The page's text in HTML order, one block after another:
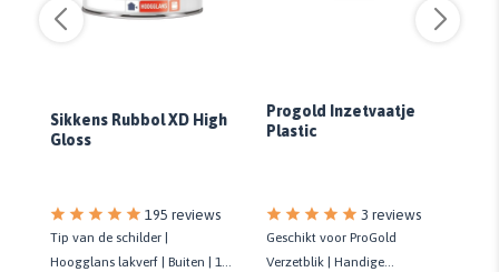
Sikkens Rubbol XD High
Gloss
195 reviews
Tip van de schilder |
Hoogglans lakverf | Buiten | 10
Progold Inzetvaatje
Plastic
3 reviews
Geschikt voor ProGold
Verzetblik | Handige